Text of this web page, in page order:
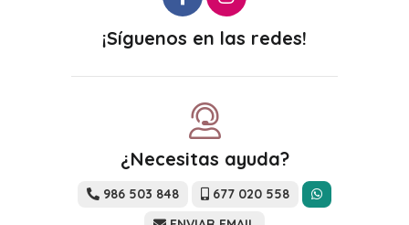
¡Síguenos en las redes!
¿Necesitas ayuda?
986 503 848
677 020 558